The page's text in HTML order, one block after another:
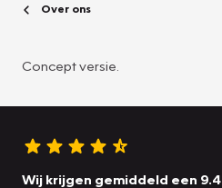
Over ons
Concept versie.
Wij krijgen gemiddeld een 9.4